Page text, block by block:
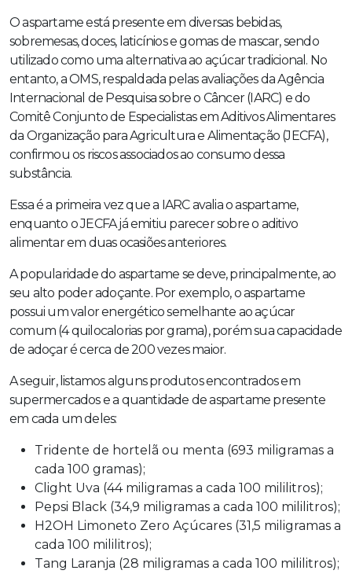
O aspartame está presente em diversas bebidas,
sobremesas, doces, laticínios e gomas de mascar, sendo
utilizado como uma alternativa ao açúcar tradicional. No
entanto, a OMS, respaldada pelas avaliações da Agência
Internacional de Pesquisa sobre o Câncer (IARC) e do
Comitê Conjunto de Especialistas em Aditivos Alimentares
da Organização para Agricultura e Alimentação (JECFA),
confirmou os riscos associados ao consumo dessa
substância.
Essa é a primeira vez que a IARC avalia o aspartame,
enquanto o JECFA já emitiu parecer sobre o aditivo
alimentar em duas ocasiões anteriores.
A popularidade do aspartame se deve, principalmente, ao
seu alto poder adoçante. Por exemplo, o aspartame
possui um valor energético semelhante ao açúcar
comum (4 quilocalorias por grama), porém sua capacidade
de adoçar é cerca de 200 vezes maior.
A seguir, listamos alguns produtos encontrados em
supermercados e a quantidade de aspartame presente
em cada um deles:
Tridente de hortelã ou menta (693 miligramas a
cada 100 gramas);
Clight Uva (44 miligramas a cada 100 mililitros);
Pepsi Black (34,9 miligramas a cada 100 mililitros);
H2OH Limoneto Zero Açúcares (31,5 miligramas a
cada 100 mililitros);
Tang Laranja (28 miligramas a cada 100 mililitros);